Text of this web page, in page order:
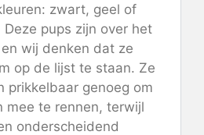
zwart, geel of
pups zijn over het
wij denken dat ze
op de lijst te staan. Ze
prikkelbaar genoeg om
mee te rennen, terwijl
onderscheidend